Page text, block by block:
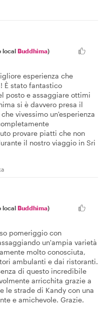
local Buddhima)
esperienza che
È stato fantastico
posto e assaggiare ottimi
si è davvero presa il
vivessimo un'esperienza
provare piatti che non
il nostro viaggio in Sri
local Buddhima)
pomeriggio con
un'ampia varietà
molto conosciuta,
ambulanti e dai ristoranti.
di questo incredibile
arricchita grazie a
le strade di Kandy con una
e amichevole. Grazie.